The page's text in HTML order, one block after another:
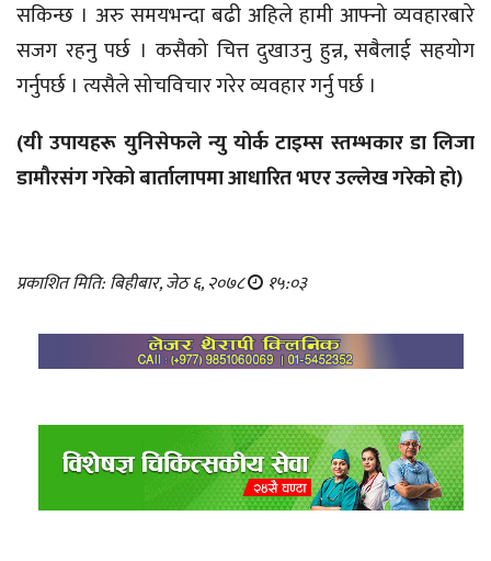
सकिन्छ । अरु समयभन्दा बढी अहिले हामी आफ्नो व्यवहारबारे
सजग रहनु पर्छ । कसैको चित्त दुखाउनु हुन्न, सबैलाई सहयोग
गर्नुपर्छ । त्यसैले सोचविचार गरेर व्यवहार गर्नु पर्छ ।
(यी उपायहरू युनिसेफले न्यु योर्क टाइम्स स्तम्भकार डा लिजा
डामौरसंग गरेको बार्तालापमा आधारित भएर उल्लेख गरेको हो)
प्रकाशित मिति: बिहीबार, जेठ ६, २०७८ १५:०३